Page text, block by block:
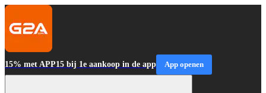
15% met APP15 bij 1e aankoop in de app App openen